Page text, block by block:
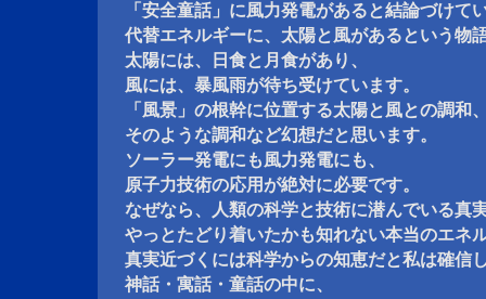
「安全童話」に風力発電があると結論づけて
代替エネルギーに、太陽と風があるという物
太陽には、日食と月食があり、
風には、暴風雨が待ち受けています。
「風景」の根幹に位置する太陽と風との調和
そのような調和など幻想だと思います。
ソーラー発電にも風力発電にも、
原子力技術の応用が絶対に必要です。
なぜなら、人類の科学と技術に潜んでいる真
やっとたどり着いたかも知れない本当のエネ
真実近づくには科学からの知恵だと私は確信
神話・寓話・童話の中に、